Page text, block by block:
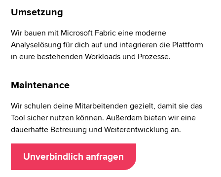
Umsetzung
Wir bauen mit Microsoft Fabric eine moderne
Analyselösung für dich auf und integrieren die Plattform
in eure bestehenden Workloads und Prozesse.
Maintenance
Wir schulen deine Mitarbeitenden gezielt, damit sie das
Tool sicher nutzen können. Außerdem bieten wir eine
dauerhafte Betreuung und Weiterentwicklung an.
Unverbindlich anfragen